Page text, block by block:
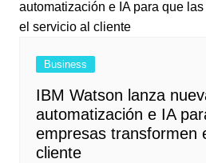
Business
IBM Watson lanza
automatización e IA
empresas transformen
cliente